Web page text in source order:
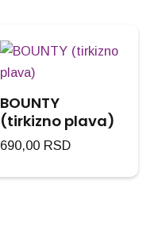
BOUNTY
(tirkizno plava)
690,00 RSD